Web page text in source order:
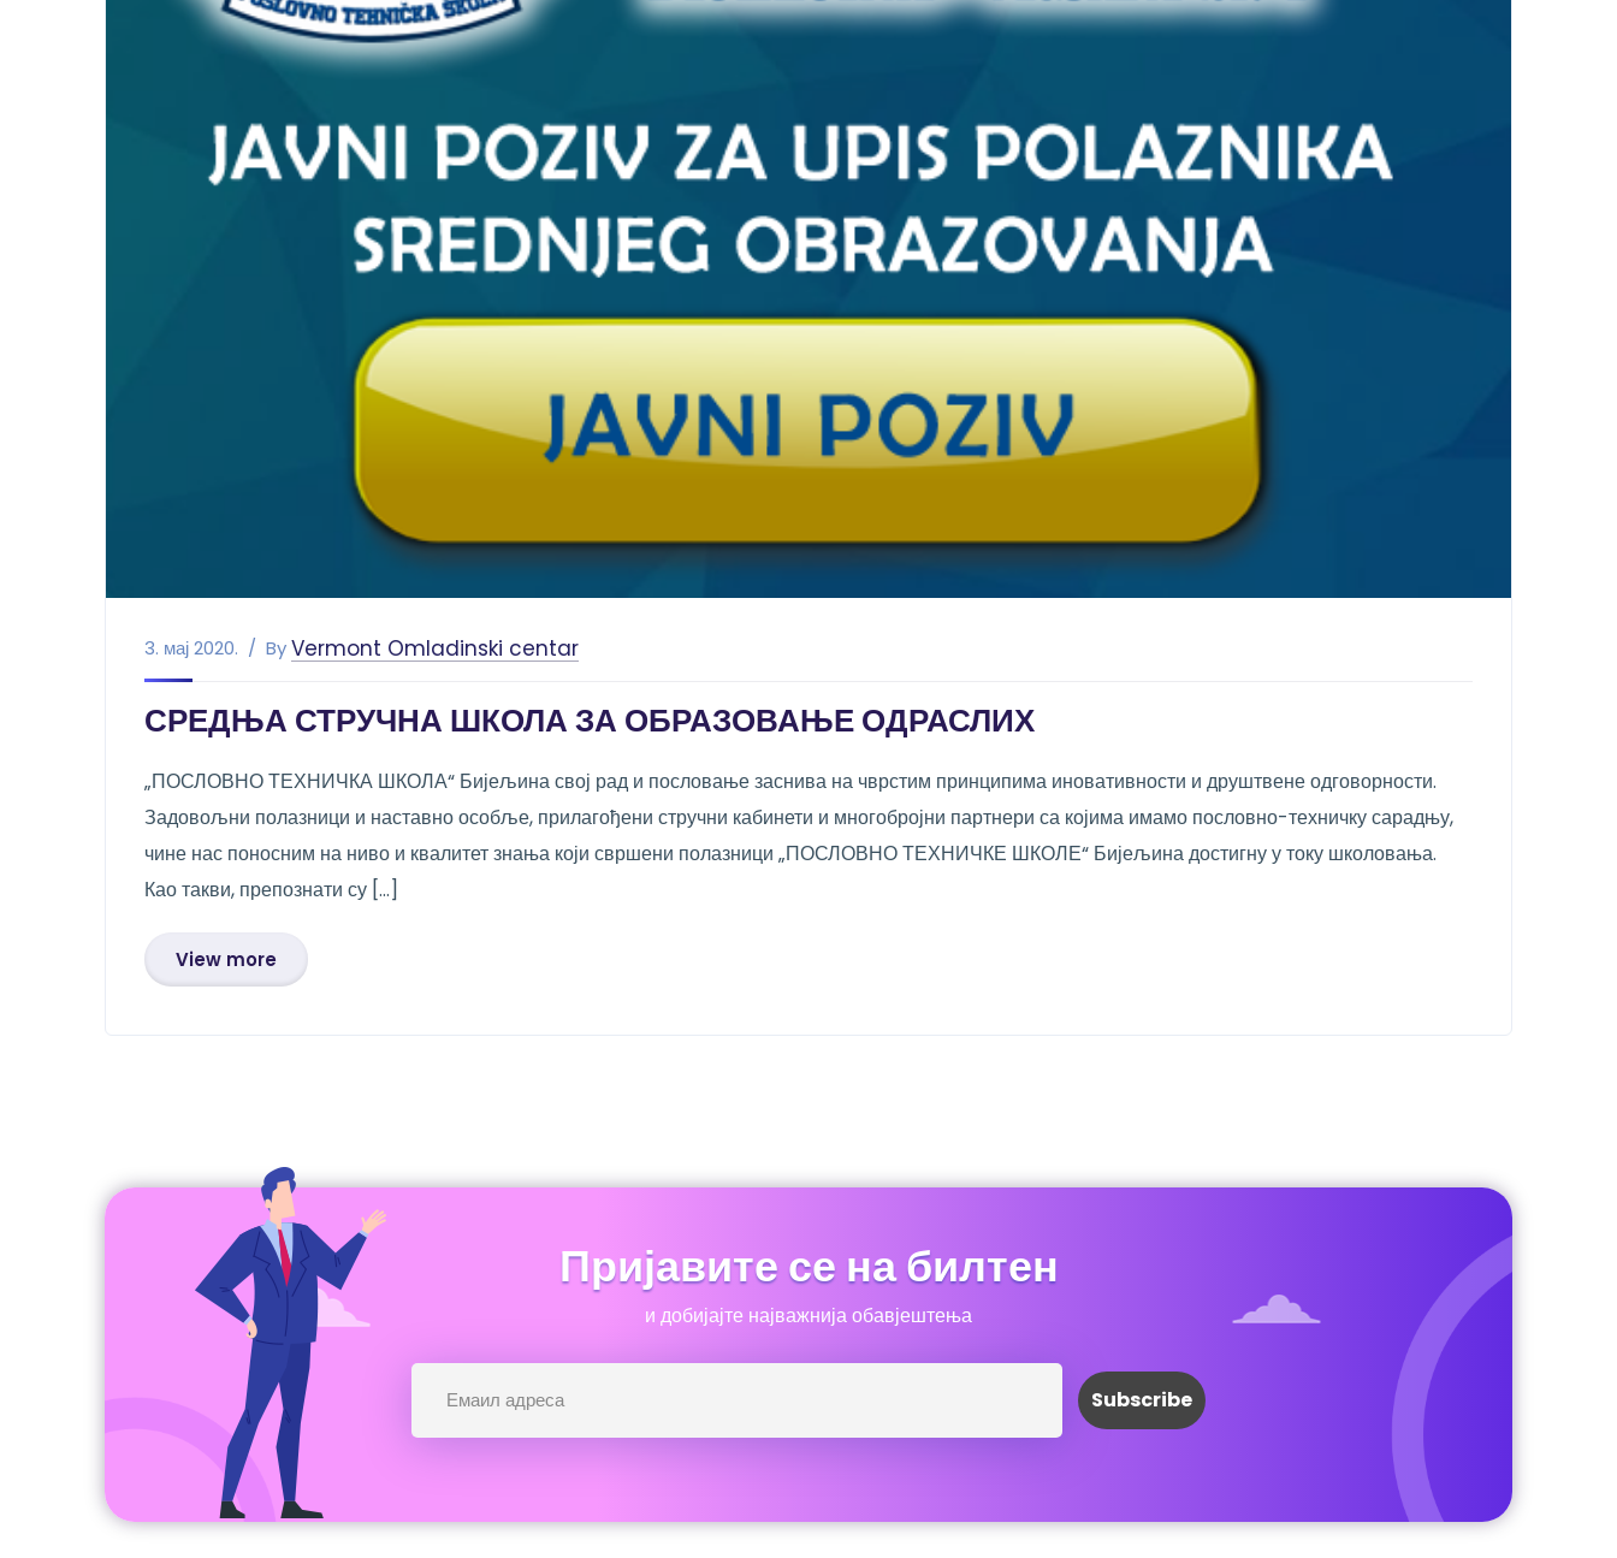
3. мај 2020. ByVermont Omladinski centar
СРЕДЊА СТРУЧНА ШКОЛА ЗА ОБРАЗОВАЊЕ ОДРАСЛИХ
„ПОСЛОВНО ТЕХНИЧКА ШКОЛА“ Бијељина свој рад и пословање заснива на чврстим принципима иновативности и друштвене одговорности.
Задовољни полазници и наставно особље, прилагођени стручни кабинети и многобројни партнери са којима имамо пословно-техничку сарадњу,
чине нас поносним на ниво и квалитет знања који свршени полазници „ПОСЛОВНО ТЕХНИЧКЕ ШКОЛЕ“ Бијељина достигну у току школовања.
Као такви, препознати су […]
View more
Пријавите се на билтен
и добијајте најважнија обавјештења